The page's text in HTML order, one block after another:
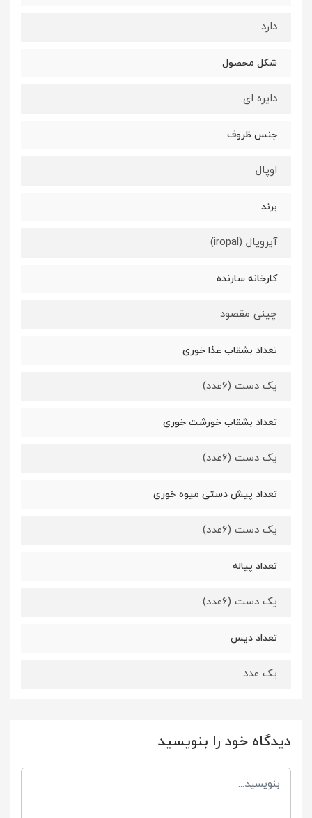
دارد
شکل محصول
دایره ای
جنس ظروف
اوپال
برند
آیروپال (iropal)
کارخانه سازنده
چینی مقصود
تعداد بشقاب غذا خوری
یک دست (6عدد)
تعداد بشقاب خورشت خوری
یک دست (6عدد)
تعداد پیش دستی میوه خوری
یک دست (6عدد)
تعداد پیاله
یک دست (6عدد)
تعداد دیس
یک عدد
دیدگاه خود را بنویسید